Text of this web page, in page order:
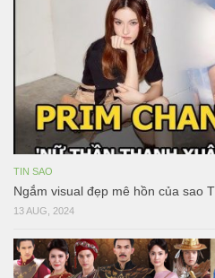
TIN SAO
Ngắm visual đẹp mê hồn của sao
13 AUG, 2024